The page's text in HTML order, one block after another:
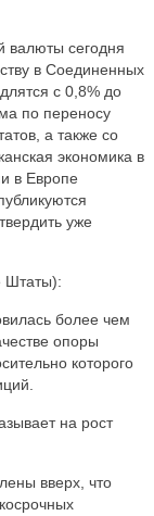
валюты сегодня
в Соединенных
с 0,8% до
по переносу
а также со
экономика в
в Европе
уже
Штаты):
более чем
опоры
которого
на рост
вверх, что